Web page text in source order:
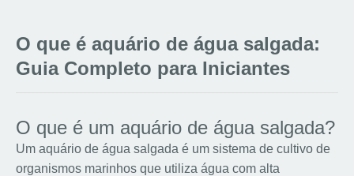
O que é aquário de água salgada:
Guia Completo para Iniciantes
O que é um aquário de água salgada?
Um aquário de água salgada é um sistema de cultivo de
organismos marinhos que utiliza água com alta